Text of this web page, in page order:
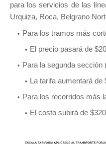
para los servicios de las
Urquiza, Roca, Belgrano
Para los tramos más
El precio pasará de
Para la segunda sección
La tarifa aumentará de
Para los recorridos más
El costo subirá de